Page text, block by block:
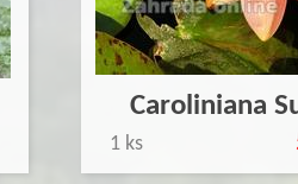
Caroliniana
1 ks